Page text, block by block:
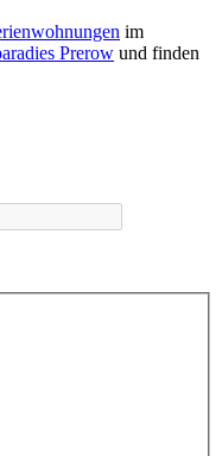
im
Prerow und finden